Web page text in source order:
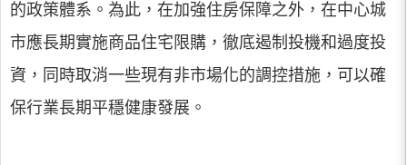
的政策體系。為此，在加強住房保障之外，在中心城
市應長期實施商品住宅限購，徹底遏制投機和過度投
資，同時取消一些現有非市場化的調控措施，可以確
保行業長期平穩健康發展。